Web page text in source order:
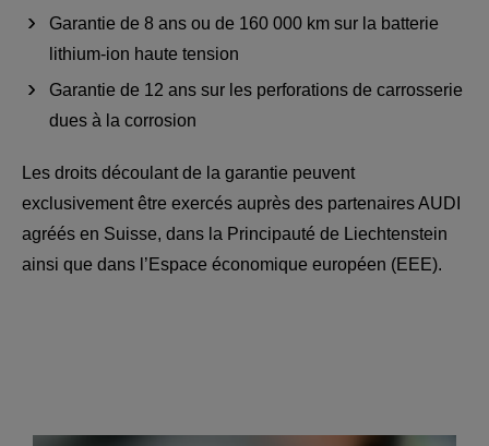
Garantie de 8 ans ou de 160 000 km sur la batterie
lithium-ion haute tension
Garantie de 12 ans sur les perforations de carrosserie
dues à la corrosion
Les droits découlant de la garantie peuvent
exclusivement être exercés auprès des partenaires AUDI
agréés en Suisse, dans la Principauté de Liechtenstein
ainsi que dans l’Espace économique européen (EEE).